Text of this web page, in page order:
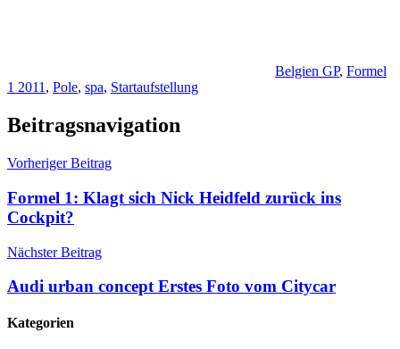
Belgien GP, Formel
1 2011 , Pole, spa, Startaufstellung
Beitragsnavigation
Vorheriger Beitrag
Formel 1: Klagt sich Nick Heidfeld zurück ins
Cockpit?
Nächster Beitrag
Audi urban concept Erstes Foto vom Citycar
Kategorien